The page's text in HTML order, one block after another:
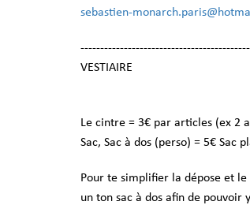
sebastien-
VESTIAIRE
Le cintre = 3€ par articles (ex 2
Sac, Sac à dos (perso) = 5€ Sac
Pour te simplifier la dépose et
un ton sac à dos afin de